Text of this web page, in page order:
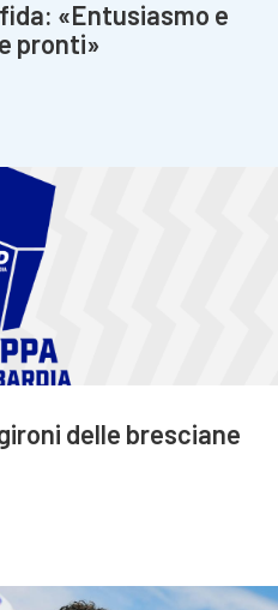
«Entusiasmo e
pronti»
delle bresciane